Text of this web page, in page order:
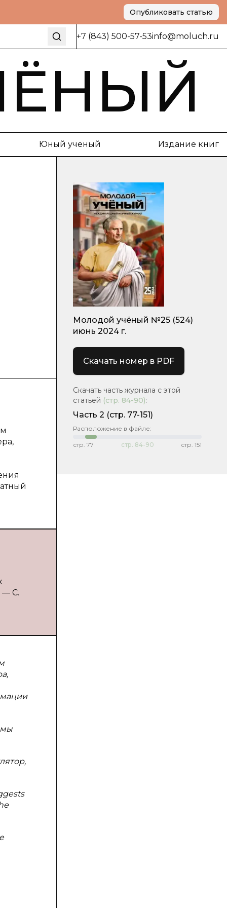
Опубликовать статью
+7 (843) 500-57-53info@moluch.ru
Юный ученый Издание книг
— С.
Молодой учёный №25 (524)
июнь 2024 г.
Скачать номер в PDF
Скачать часть журнала с этой
статьей (стр. 84-90):
Часть 2 (стр. 77-151)
Расположение в файле:
стр. 77 стр. 84-90 стр. 151